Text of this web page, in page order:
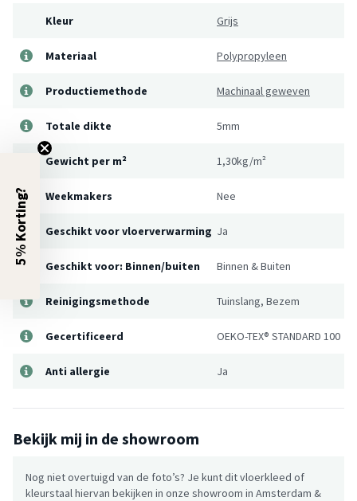
Kleur Grijs
Materiaal Polypropyleen
Productiemethode Machinaal geweven
Totale dikte 5mm
Gewicht per m² 1,30kg/m²
Weekmakers Nee
Geschikt voor vloerverwarming Ja
Geschikt voor: Binnen/buiten Binnen & Buiten
Reinigingsmethode Tuinslang, Bezem
Gecertificeerd OEKO-TEX® STANDARD 100
Anti allergie Ja
Bekijk mij in de showroom
Nog niet overtuigd van de foto’s? Je kunt dit vloerkleed of
kleurstaal hiervan bekijken in onze showroom in Amsterdam &
5% Korting?